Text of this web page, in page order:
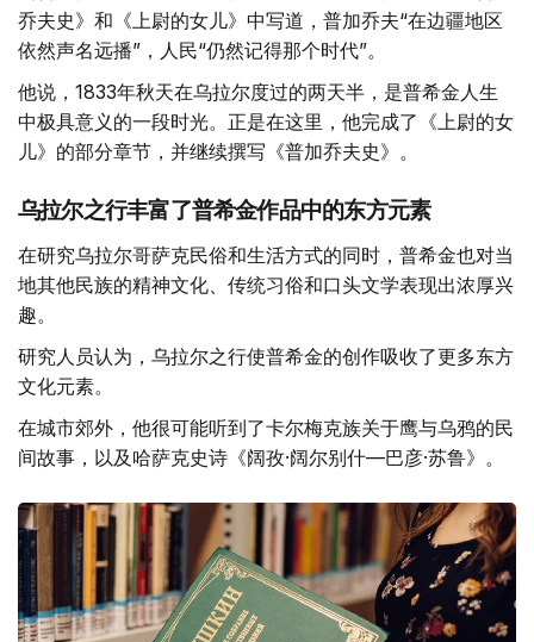
乔夫史》和《上尉的女儿》中写道，普加乔夫“在边疆地区
依然声名远播”，人民“仍然记得那个时代”。
他说，1833年秋天在乌拉尔度过的两天半，是普希金人生
中极具意义的一段时光。正是在这里，他完成了《上尉的女
儿》的部分章节，并继续撰写《普加乔夫史》。
乌拉尔之行丰富了普希金作品中的东方元素
在研究乌拉尔哥萨克民俗和生活方式的同时，普希金也对当
地其他民族的精神文化、传统习俗和口头文学表现出浓厚兴
趣。
研究人员认为，乌拉尔之行使普希金的创作吸收了更多东方
文化元素。
在城市郊外，他很可能听到了卡尔梅克族关于鹰与乌鸦的民
间故事，以及哈萨克史诗《阔孜·阔尔别什—巴彦·苏鲁》。